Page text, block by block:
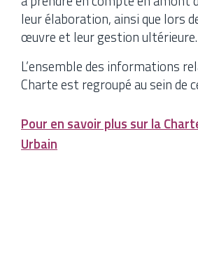
leur élaboration, ainsi que lors
œuvre et leur gestion ultérieure.
L’ensemble des informations
Charte est regroupé au sein de
Pour en savoir plus sur la
Urbain